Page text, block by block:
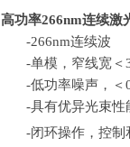
高功率266nm连续激
-266nm连续波
-单模，窄线宽＜
-低功率噪声，＜
-具有优异光束性
-闭环操作，控制